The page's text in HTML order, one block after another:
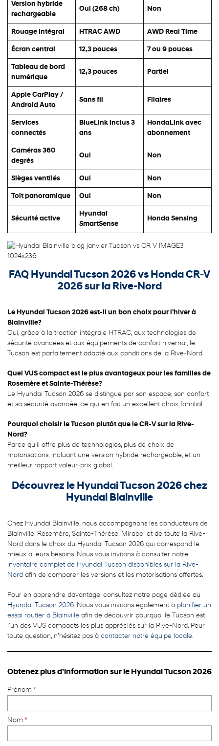
Version hybride
rechargeable
Oui (268 ch) Non
Rouage intégral HTRAC AWD AWD Real Time
Écran central 12,3 pouces 7 ou 9 pouces
Tableau de bord
numérique
12,3 pouces Partiel
Apple CarPlay /
Android Auto
Sans fil Filaires
Services
connectés
BlueLink inclus 3
ans
HondaLink avec
abonnement
Caméras 360
degrés
Oui Non
Sièges ventilés Oui Non
Toit panoramique Oui Non
Sécurité active
Hyundai
SmartSense
Honda Sensing
FAQ Hyundai Tucson 2026 vs Honda CR-V
2026 sur la Rive-Nord
Le Hyundai Tucson 2026 est-il un bon choix pour l’hiver à
Blainville?
Oui, grâce à la traction intégrale HTRAC, aux technologies de
sécurité avancées et aux équipements de confort hivernal, le
Tucson est parfaitement adapté aux conditions de la Rive-Nord.
Quel VUS compact est le plus avantageux pour les familles de
Rosemère et Sainte-Thérèse?
Le Hyundai Tucson 2026 se distingue par son espace, son confort
et sa sécurité avancée, ce qui en fait un excellent choix familial.
Pourquoi choisir le Tucson plutôt que le CR-V sur la Rive-
Nord?
Parce qu’il offre plus de technologies, plus de choix de
motorisations, incluant une version hybride rechargeable, et un
meilleur rapport valeur-prix global.
Découvrez le Hyundai Tucson 2026 chez
Hyundai Blainville
Chez Hyundai Blainville, nous accompagnons les conducteurs de
Blainville, Rosemère, Sainte-Thérèse, Mirabel et de toute la Rive-
Nord dans le choix du Hyundai Tucson 2026 qui correspond le
mieux à leurs besoins. Nous vous invitons à consulter notre
inventaire complet de Hyundai Tucson disponibles sur la Rive-
Nord afin de comparer les versions et les motorisations offertes.
Pour en apprendre davantage, consultez notre page dédiée au
Hyundai Tucson 2026. Nous vous invitons également à planifier un
essai routier à Blainville afin de découvrir pourquoi le Tucson est
l’un des VUS compacts les plus appréciés sur la Rive-Nord. Pour
toute question, n’hésitez pas à contacter notre équipe locale.
Obtenez plus d’information sur le Hyundai Tucson 2026
Prénom *
Nom *